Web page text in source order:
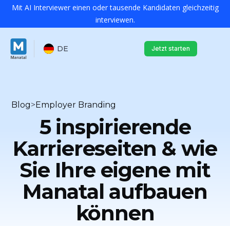
Mit AI Interviewer einen oder tausende Kandidaten gleichzeitig
interviewen.
DE Jetzt starten
Blog>Employer Branding
5 inspirierende
Karriereseiten & wie
Sie Ihre eigene mit
Manatal aufbauen
können